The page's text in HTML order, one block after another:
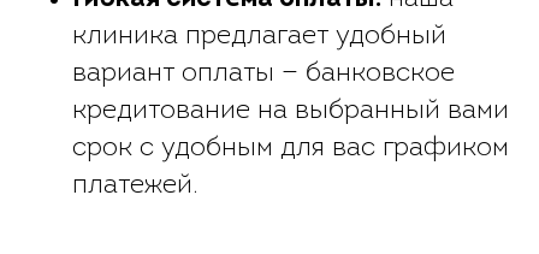
клиника предлагает удобный
вариант оплаты — банковское
кредитование на выбранный вами
срок с удобным для вас графиком
платежей.